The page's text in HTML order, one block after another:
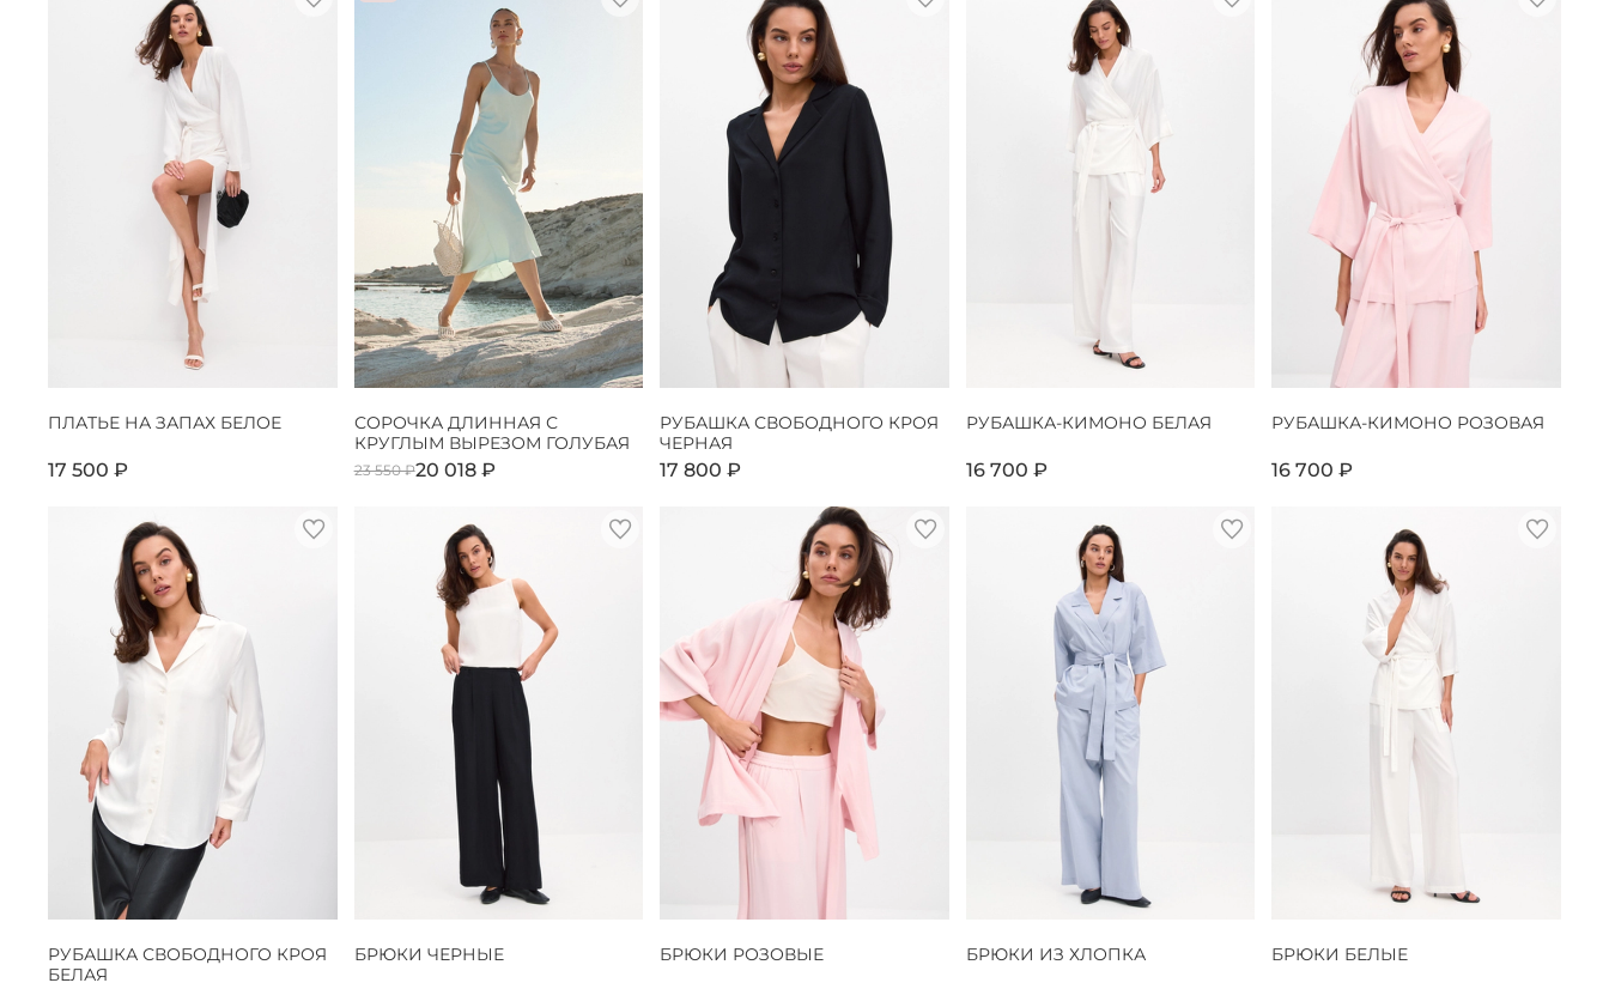
ПЛАТЬЕ НА ЗАПАХ БЕЛОЕ
17 500 ₽
СОРОЧКА ДЛИННАЯ С
КРУГЛЫМ ВЫРЕЗОМ ГОЛУБАЯ
23 550 ₽20 018 ₽
РУБАШКА СВОБОДНОГО КРОЯ
ЧЕРНАЯ
17 800 ₽
РУБАШКА-КИМОНО БЕЛАЯ
16 700 ₽
РУБАШКА-КИМОНО РОЗОВАЯ
16 700 ₽
РУБАШКА СВОБОДНОГО КРОЯ
БЕЛАЯ
БРЮКИ ЧЕРНЫЕ БРЮКИ РОЗОВЫЕ БРЮКИ ИЗ ХЛОПКА БРЮКИ БЕЛЫЕ